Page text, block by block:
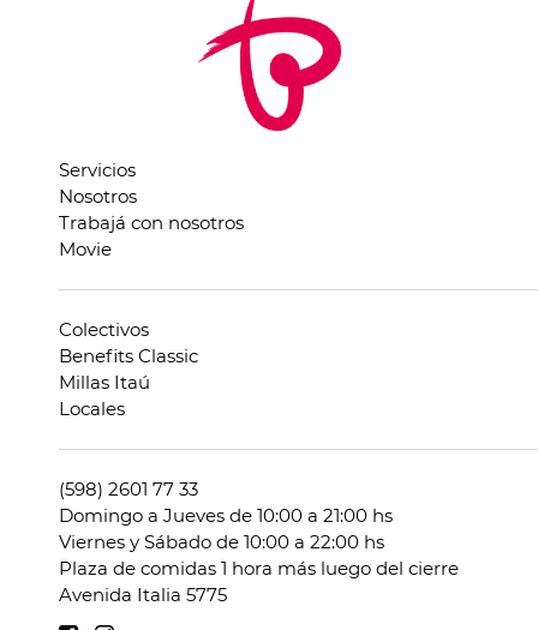
Servicios
Nosotros
Trabajá con nosotros
Movie
Colectivos
Benefits Classic
Millas Itaú
Locales
(598) 2601 77 33
Domingo a Jueves de 10:00 a 21:00 hs
Viernes y Sábado de 10:00 a 22:00 hs
Plaza de comidas 1 hora más luego del cierre
Avenida Italia 5775